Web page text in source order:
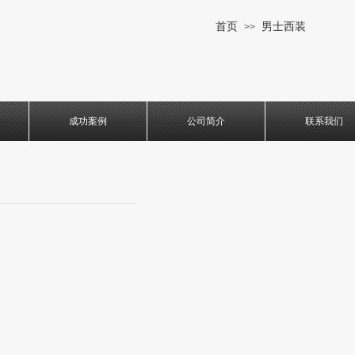
首页 >> 男士西装
成功案例 公司简介 联系我们